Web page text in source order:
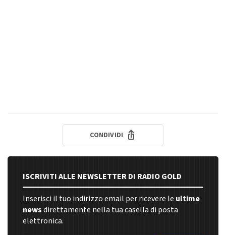
CONDIVIDI
ISCRIVITI ALLE NEWSLETTER DI RADIO GOLD
Inserisci il tuo indirizzo email per ricevere le ultime
newsdirettamente nella tua casella di posta
elettronica.